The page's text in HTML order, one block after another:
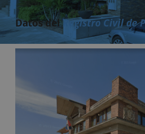
Datos delRegistro Civil de